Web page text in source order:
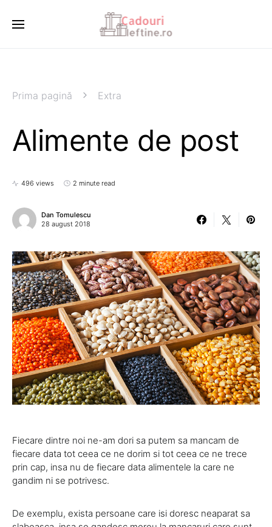
Prima pagină Extra
Alimente de post
496 views 2 minute read
Dan Tomulescu
28 august 2018
Fiecare dintre noi ne-am dori sa putem sa mancam de
fiecare data tot ceea ce ne dorim si tot ceea ce ne trece
prin cap, insa nu de fiecare data alimentele la care ne
gandim ni se potrivesc.
De exemplu, exista persoane care isi doresc neaparat sa